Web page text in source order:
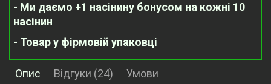
- Ми даємо +1 насінину бонусом на кожні 10
насінин
- Товар у фірмовій упаковці
Опис Відгуки (24) Умови